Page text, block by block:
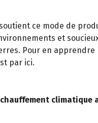
ce mode de
et
Pour en apprendre
par ici.
climatique